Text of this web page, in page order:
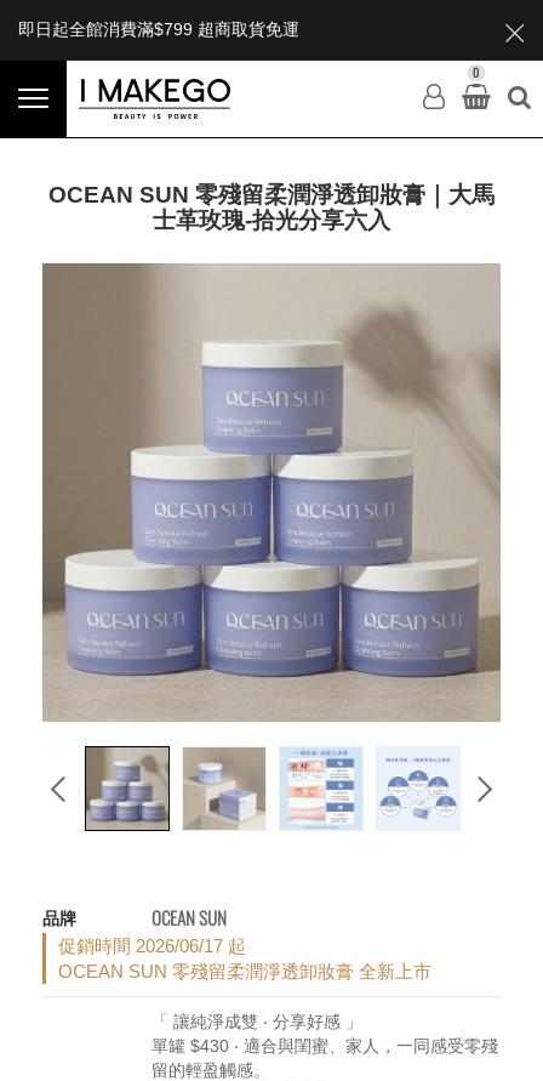
即日起全館消費滿$799 超商取貨免運
0
OCEAN SUN 零殘留柔潤淨透卸妝膏｜大馬
士革玫瑰-拾光分享六入
OCEAN SUN
促銷時間 2026/06/17 起
OCEAN SUN 零殘留柔潤淨透卸妝膏 全新上市
「 讓純淨成雙 ‧ 分享好感 」
單罐 $430 ‧ 適合與閨蜜、家人，一同感受零殘
留的輕盈觸感。